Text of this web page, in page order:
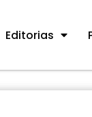
Editorias